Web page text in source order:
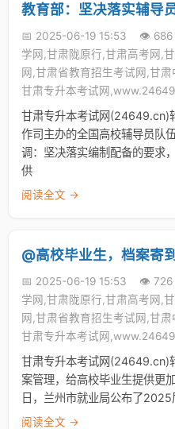
教育部：坚决落实辅导
📅 2025-06-19 15:53 👁️ 686
学网,甘肃陇原行,甘肃高考网,
网,甘肃省教育招生考试网,甘
甘肃专升本考试网
甘肃专升本考试网(24649.cn)
作司主办的全国高校辅导员队
调：坚决落实编制配备的要求
供
阅读全文 →
@高校毕业生，档案寄
📅 2025-06-19 15:53 👁️ 726
学网,甘肃陇原行,甘肃高考网,
网,甘肃省教育招生考试网,甘
甘肃专升本考试网
甘肃专升本考试网(24649.cn)
案管理，给高校毕业生提供更
日，兰州市就业局公布了
阅读全文 →